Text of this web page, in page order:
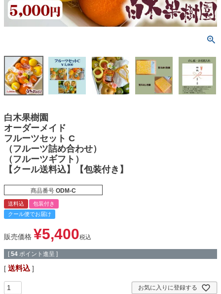
白木果樹園
オーダーメイド
フルーツセット C
（フルーツ詰め合わせ）
（フルーツギフト）
【クール送料込】【包装付き】
商品番号 ODM-C
送料込
包装付き
クール便でお届け
販売価格 ¥5,400税込
[ 54 ポイント進呈 ]
送料込
お気に入りに登録する